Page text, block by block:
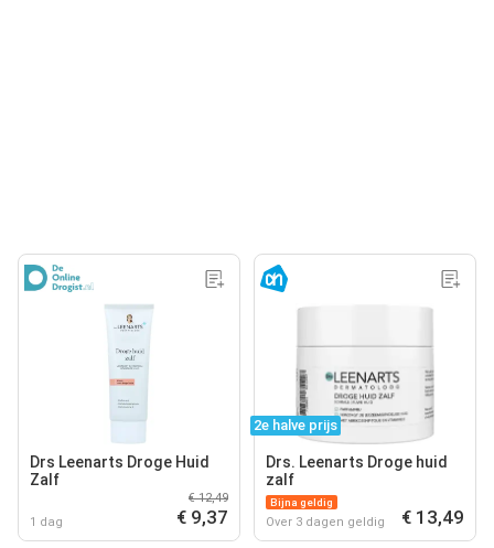
Drs Leenarts Droge Huid
Zalf
1 dag
€ 12,49
€ 9,37
2e halve prijs
Drs. Leenarts Droge huid
zalf
Bijna geldig
Over 3 dagen geldig € 13,49